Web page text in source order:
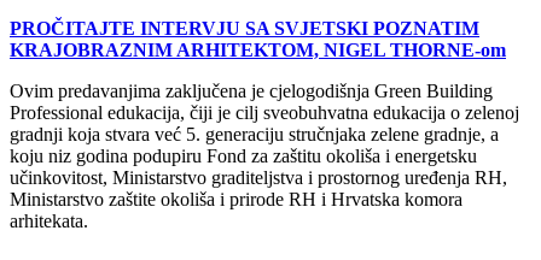
PROČITAJTE INTERVJU SA SVJETSKI POZNATIM
KRAJOBRAZNIM ARHITEKTOM, NIGEL THORNE-om
Ovim predavanjima zaključena je cjelogodišnja Green Building
Professional edukacija, čiji je cilj sveobuhvatna edukacija o zelenoj
gradnji koja stvara već 5. generaciju stručnjaka zelene gradnje, a
koju niz godina podupiru Fond za zaštitu okoliša i energetsku
učinkovitost, Ministarstvo graditeljstva i prostornog uređenja RH,
Ministarstvo zaštite okoliša i prirode RH i Hrvatska komora
arhitekata.